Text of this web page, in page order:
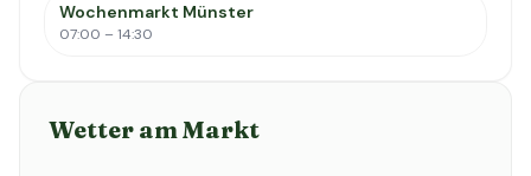
Wochenmarkt Münster
07:00 – 14:30
Wetter am Markt